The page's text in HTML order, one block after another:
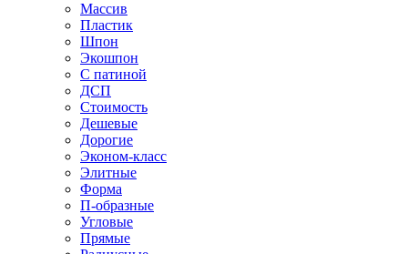
Массив
Пластик
Шпон
Экошпон
С патиной
ДСП
Стоимость
Дешевые
Дорогие
Эконом-класс
Элитные
Форма
П-образные
Угловые
Прямые